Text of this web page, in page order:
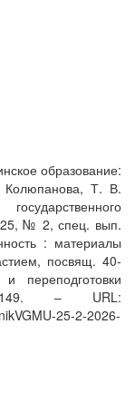
образование:
Т. В.
25, № 2, спец. вып.
: материалы
посвящ. 40-
переподготовки
– URL:
25-2-2026-